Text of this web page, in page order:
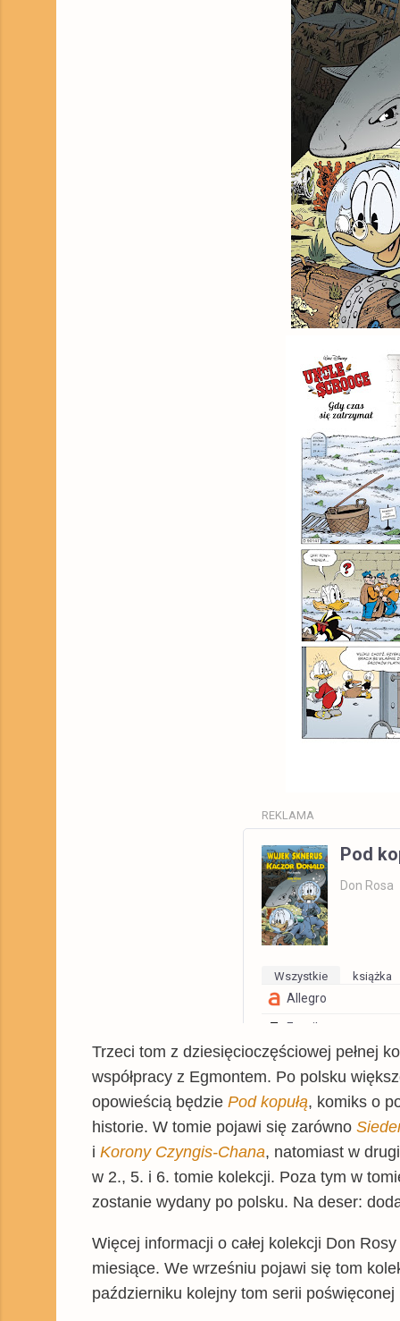
REKLAMA
Pod
Don Rosa
Wszystkie Książka
Allegro
Empik
Trzeci tom z dziesięcioczęściowej pełnej
współpracy z Egmontem. Po polsku
opowieścią będzie Pod kopułą, komiks o
historie. W tomie pojawi się zarówno
i Korony Czyngis-Chana, natomiast w
w 2., 5. i 6. tomie kolekcji. Poza tym w
zostanie wydany po polsku. Na deser:
Więcej informacji o całej kolekcji Don
miesiące. We wrześniu pojawi się tom
październiku kolejny tom serii poświęconej